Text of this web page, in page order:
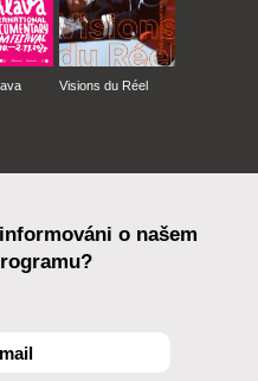
Visions du Réel
o našem